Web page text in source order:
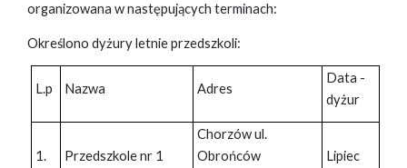
organizowana w następujących terminach:
Określono dyżury letnie przedszkoli:
L.p Nazwa Adres
Data -
dyżur
1. Przedszkole nr 1
Chorzów ul.
Obrońców
Lipiec